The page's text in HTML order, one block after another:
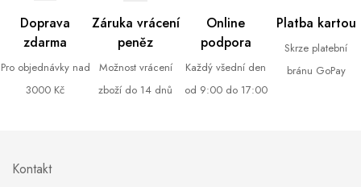
Doprava
zdarma
Pro objednávky nad
3000 Kč
Záruka vrácení
peněz
Možnost vrácení
zboží do 14 dnů
Online
podpora
Každý všední den
od 9:00 do 17:00
Platba kartou
Skrze platební
bránu GoPay
Kontakt